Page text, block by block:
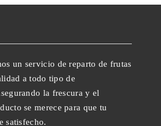
un servicio de reparto de frutas
a todo tipo de
la frescura y el
se merece para que tu
satisfecho.